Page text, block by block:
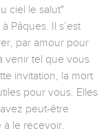
ciel le salut"
Pâques. Il s’est
par amour pour
venir tel que vous
invitation, la mort
pour vous. Elles
peut-être
à le recevoir.